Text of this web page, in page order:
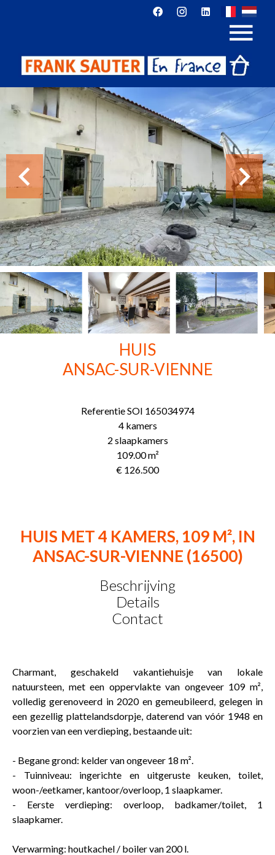
HUIS
ANSAC-SUR-VIENNE
ReferentieSOI 165034974
4 kamers
2 slaapkamers
109.00m²
€ 126.500
HUIS MET 4 KAMERS, 109 M², IN
ANSAC-SUR-VIENNE (16500)
Beschrijving
Details
Contact
Charmant, geschakeld vakantiehuisje van lokale
natuursteen, met een oppervlakte van ongeveer 109 m²,
volledig gerenoveerd in 2020 en gemeubileerd, gelegen in
een gezellig plattelandsdorpje, daterend van vóór 1948 en
voorzien van een verdieping, bestaande uit:
- Begane grond: kelder van ongeveer 18 m².
- Tuinniveau: ingerichte en uitgeruste keuken, toilet,
woon-/eetkamer, kantoor/overloop, 1 slaapkamer.
- Eerste verdieping: overloop, badkamer/toilet, 1
slaapkamer.
Verwarming: houtkachel / boiler van 200 l.